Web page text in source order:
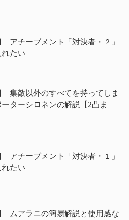
アチーブメント「対決者・２」
れたい
集敵以外のすべてを持ってしま
ーターシロネンの解説【2凸ま
アチーブメント「対決者・１」
れたい
ムアラニの簡易解説と使用感な